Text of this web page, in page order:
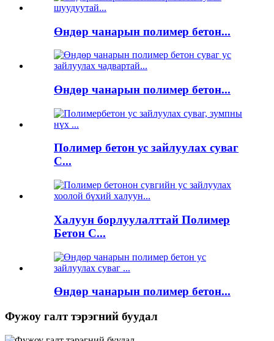
Өндөр чанарын полимер бетон...
Өндөр чанарын полимер бетон...
Полимер бетон ус зайлуулах суваг
C...
Халуун борлуулалттай Полимер
Бетон С...
Өндөр чанарын полимер бетон...
Фужоу галт тэрэгний буудал